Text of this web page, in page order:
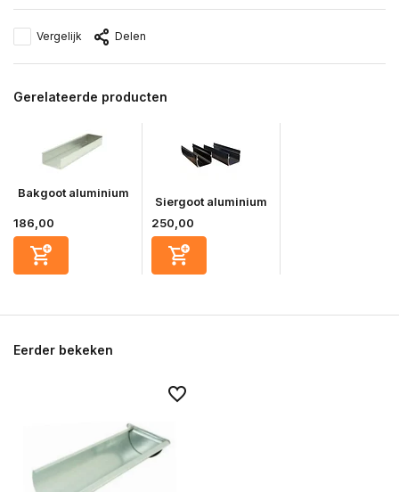
Vergelijk Delen
Gerelateerde producten
Bakgoot aluminium
186,00
Siergoot aluminium
250,00
Eerder bekeken